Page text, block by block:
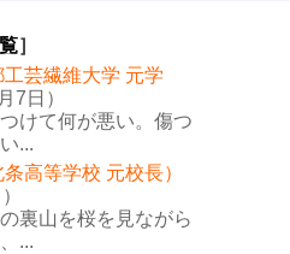
］
芸繊維大学 元学
7日）
けて何が悪い。傷つ
...
高等学校 元校長）
裏山を桜を見ながら
...